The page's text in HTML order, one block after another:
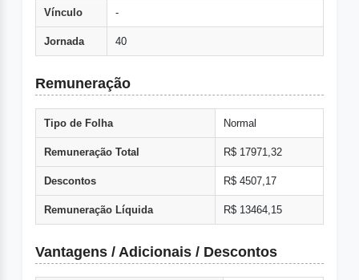
Vínculo -
Jornada 40
Remuneração
Tipo de Folha Normal
Remuneração Total R$ 17971,32
Descontos R$ 4507,17
Remuneração Líquida R$ 13464,15
Vantagens / Adicionais / Descontos